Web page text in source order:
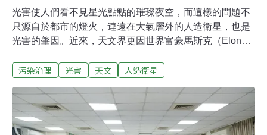
光害使人們看不見星光點點的璀璨夜空，而這樣的問題不
只源自於都市的燈火，連遠在大氣層外的人造衛星，也是
光害的肇因。近來，天文界更因世界富豪馬斯克（Elon
科學家觀測星空，而告上法庭。提供高速網路服務 1.2萬
顆衛星中，有超過3000顆是屬於馬斯克的SpaceX公司，
包括星鏈這項提升高速網路服務的低軌道衛星群。此外，
更有1萬2000顆星鏈衛星已經獲得發射批准，正待升空。
污染治理 光害 天文 人造衛星